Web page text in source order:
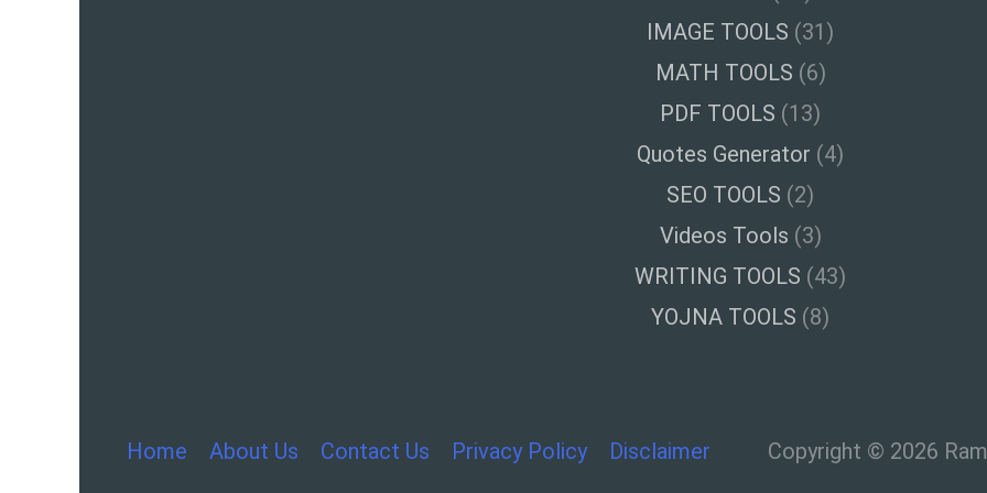
IMAGE TOOLS (31)
MATH TOOLS (6)
PDF TOOLS (13)
Quotes Generator (4)
SEO TOOLS (2)
Videos Tools (3)
WRITING TOOLS (43)
YOJNA TOOLS (8)
Home About Us Contact Us Privacy Policy Disclaimer Copyright © 2026